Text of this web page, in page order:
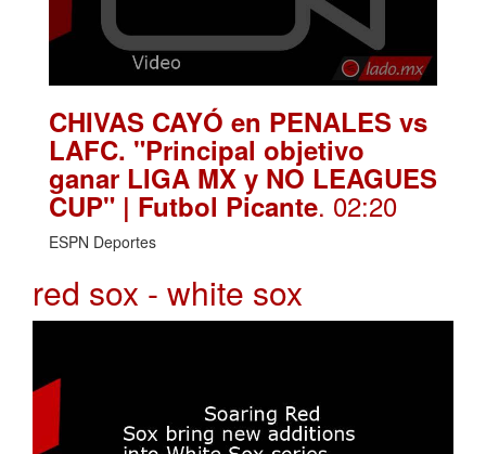
CHIVAS CAYÓ en PENALES vs
LAFC. "Principal objetivo
ganar LIGA MX y NO LEAGUES
CUP" | Futbol Picante. 02:20
ESPN Deportes
red sox - white sox